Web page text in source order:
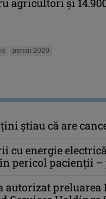
pensii 2020
ştiau că are
cu energie
pericol pacienţii
autorizat